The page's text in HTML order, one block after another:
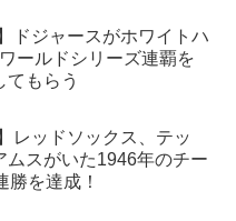
ドジャースがホワイトハ
ールドシリーズ連覇を
てもらう
レッドソックス、テッ
ムスがいた1946年のチー
勝を達成！